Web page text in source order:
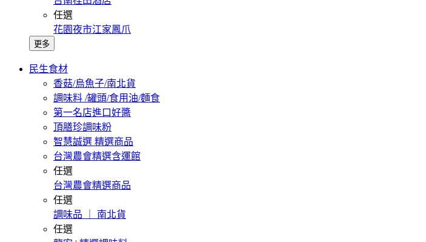
任選
花園夜市江家鳳爪
更多
民生食材
香菇/烏魚子/南北貨
調味料 /罐頭/食用油/麵食
第一名店進口好醬
頂膳珍調味粉
智慧誠選 精選商品
台灣農會精選含運館
任選
台灣農會精選商品
任選
調味品 ｜ 南北貨
任選